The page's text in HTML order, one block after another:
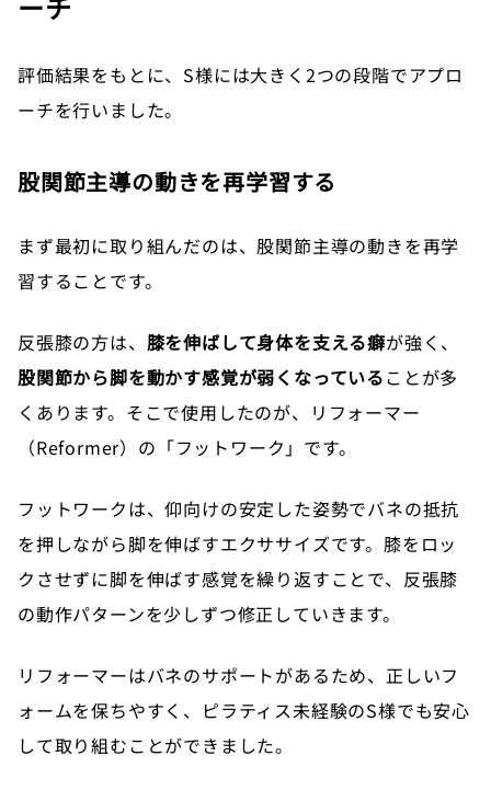
評価結果をもとに、S様には大きく2つの段階でアプロ
ーチを行いました。
股関節主導の動きを再学習する
まず最初に取り組んだのは、股関節主導の動きを再学
習することです。
反張膝の方は、 膝を伸ばして身体を支える癖が強く、
股関節から脚を動かす感覚が弱くなっていることが多
くあります。そこで使用したのが、リフォーマー
（Reformer）の「フットワーク」です。
フットワークは、仰向けの安定した姿勢でバネの抵抗
を押しながら脚を伸ばすエクササイズです。膝をロッ
クさせずに脚を伸ばす感覚を繰り返すことで、反張膝
の動作パターンを少しずつ修正していきます。
リフォーマーはバネのサポートがあるため、正しいフ
ォームを保ちやすく、ピラティス未経験のS様でも安心
して取り組むことができました。